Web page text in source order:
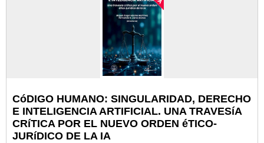
CóDIGO HUMANO: SINGULARIDAD, DERECHO
E INTELIGENCIA ARTIFICIAL. UNA TRAVESíA
CRíTICA POR EL NUEVO ORDEN éTICO-
JURíDICO DE LA IA